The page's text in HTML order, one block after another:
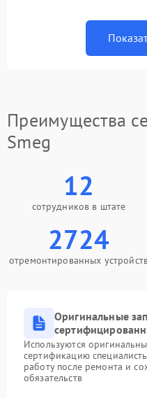
Преимущества
Smeg
12
сотрудников в штате
2724
отремонтированных
Оригинальные
Используются
сертификацию
работу после ремонта и
обязательств